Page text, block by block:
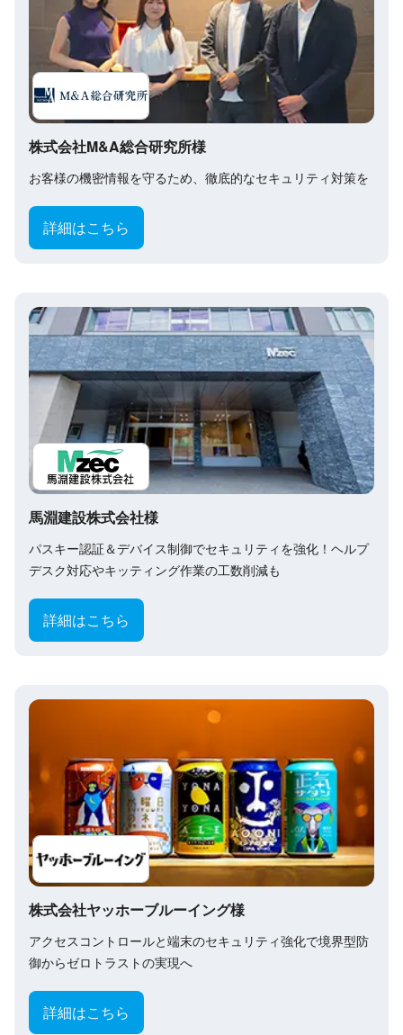
株式会社M&A総合研究所様
お客様の機密情報を守るため、徹底的なセキュリティ対策を
詳細はこちら
馬淵建設株式会社様
パスキー認証＆デバイス制御でセキュリティを強化！ヘルプ
デスク対応やキッティング作業の工数削減も
詳細はこちら
株式会社ヤッホーブルーイング様
アクセスコントロールと端末のセキュリティ強化で境界型防
御からゼロトラストの実現へ
詳細はこちら